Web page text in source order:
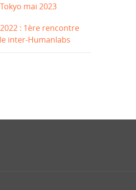
mai 2023
: 1ère rencontre
inter-Humanlabs